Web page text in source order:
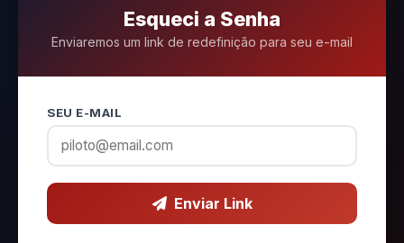
Esqueci a Senha
Enviaremos um link de redefinição para seu e-mail
SEU E-MAIL
Enviar Link